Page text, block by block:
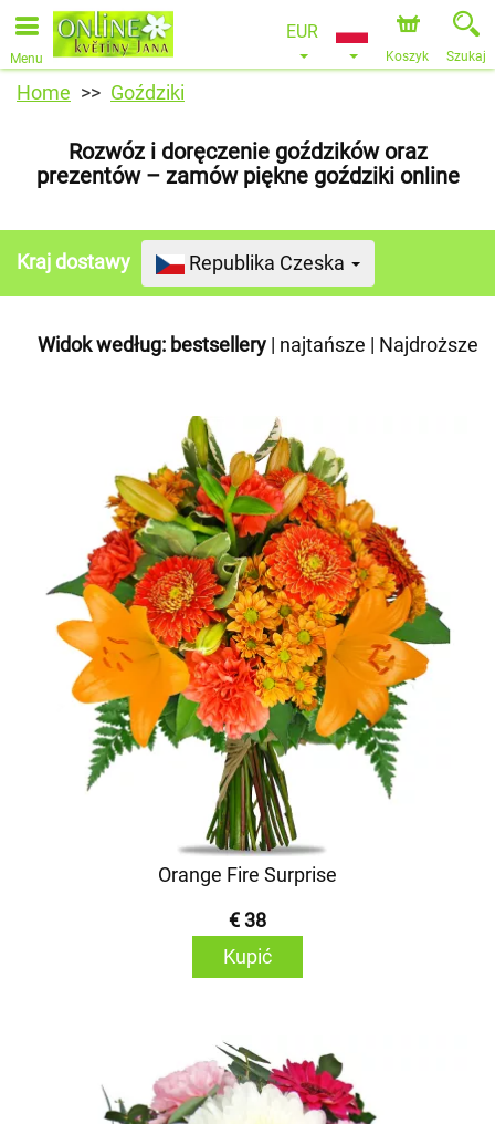
Menu
EUR
Koszyk Szukaj
Home Goździki
Rozwóz i doręczenie goździków oraz
prezentów – zamów piękne goździki online
Kraj dostawy Republika Czeska
Widok według: bestsellery | najtańsze | Najdroższe
Orange Fire Surprise
€ 38
Kupić